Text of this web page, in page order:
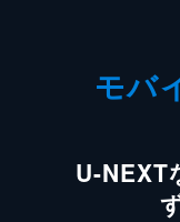
モバ
U-NEXT